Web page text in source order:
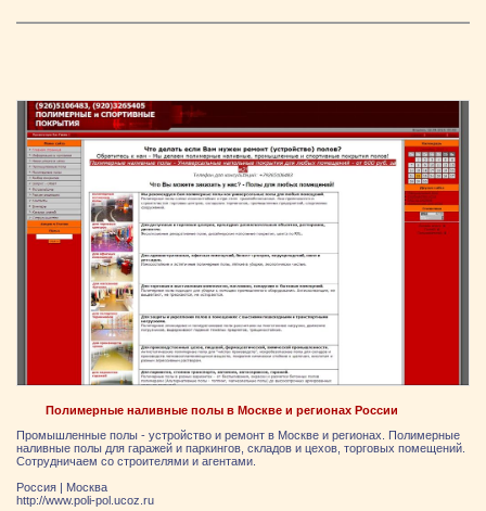
Полимерные наливные полы в Москве и регионах России
Промышленные полы - устройство и ремонт в Москве и регионах. Полимерные
наливные полы для гаражей и паркингов, складов и цехов, торговых помещений.
Сотрудничаем со строителями и агентами.
Россия
Москва
http://www.poli-pol.ucoz.ru